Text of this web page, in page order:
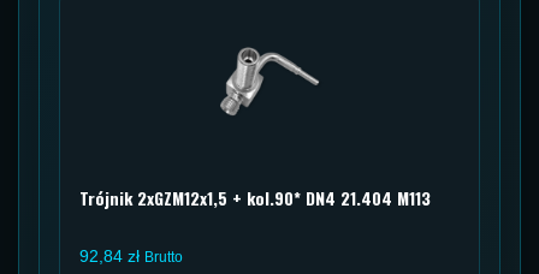
Trójnik 2xGZM12x1,5 + kol.90* DN4 21.404 M113
92,84 zł Brutto